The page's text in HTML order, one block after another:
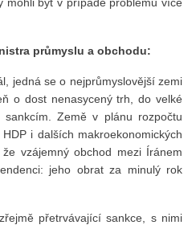
průmyslu a obchodu:
jedná se o nejprůmyslovější zemi
o dost nenasycený trh, do velké
Země v plánu rozpočtu
i dalších makroekonomických
vzájemný obchod mezi Íránem
jeho obrat za minulý rok
přetrvávající sankce, s nimi